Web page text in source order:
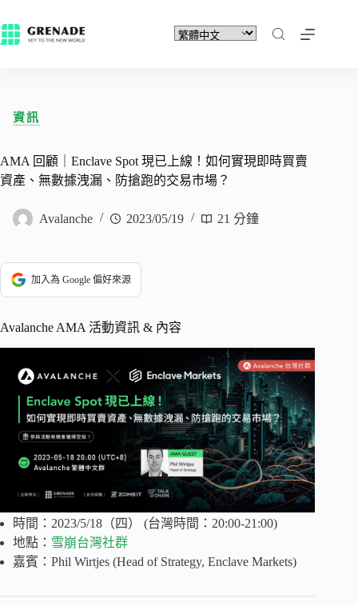
資訊
AMA 回顧｜Enclave Spot 現已上線！如何實現即時買賣
資產、無數據洩漏、防搶跑的交易市場？
Avalanche 2023/05/19 21 分鐘
加入為 Google 偏好來源
Avalanche AMA 活動資訊 & 內容
時間：2023/5/18（四） (台灣時間：20:00-21:00)
地點： 雪崩台灣社群
嘉賓：Phil Wirtjes (Head of Strategy, Enclave Markets)